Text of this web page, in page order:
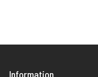
Information